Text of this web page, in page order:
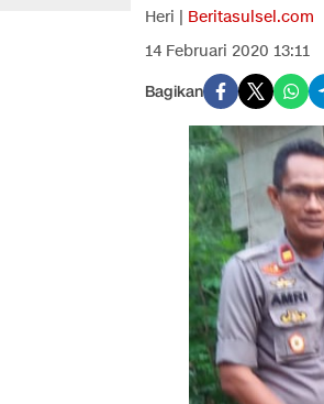
Heri | Beritasulsel.com
14 Februari 2020 13:11
Bagikan